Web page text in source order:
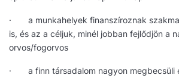
· a munkahelyek finanszíroznak
is, és az a céljuk, minél jobban fejlődjön a
orvos/fogorvos
· a finn társadalom nagyon megbecsüli